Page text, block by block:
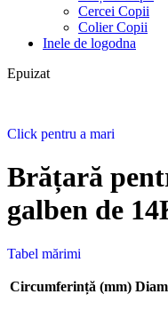
Cercei Copii
Colier Copii
Inele de logodna
Epuizat
Click pentru a mari
Brățară
galben de
Tabel mărimi
Circumferință (mm)